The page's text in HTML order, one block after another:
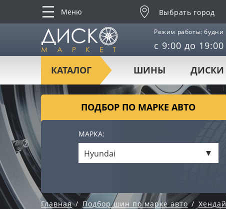
Меню Выбрать город
Режим работы: будни
с 9:00 до 19:00
КАТАЛОГ ШИНЫ ДИСКИ
ПОДБОР ПО МАРКЕ АВТО
МАРКА:
Hyundai
Главная Подбор шин по марке авто Хендай